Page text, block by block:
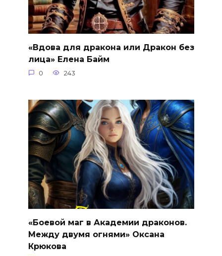
«Вдова для дракона или Дракон без
лица» Елена Байм
0 243
«Боевой маг в Академии драконов.
Между двумя огнями» Оксана
Крюкова